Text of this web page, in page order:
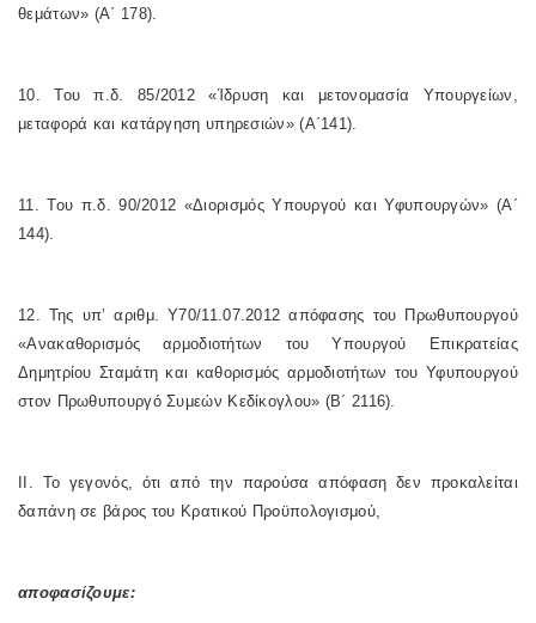
θεμάτων» (Α΄ 178).
10. Του π.δ. 85/2012 «Ίδρυση και μετονομασία Υπουργείων,
μεταφορά και κατάργηση υπηρεσιών» (Α΄141).
11. Του π.δ. 90/2012 «Διορισμός Υπουργού και Υφυπουργών» (Α΄
144).
12. Της υπ’ αριθμ. Υ70/11.07.2012 απόφασης του Πρωθυπουργού
«Ανακαθορισμός αρμοδιοτήτων του Υπουργού Επικρατείας
Δημητρίου Σταμάτη και καθορισμός αρμοδιοτήτων του Υφυπουργού
στον Πρωθυπουργό Συμεών Κεδίκογλου» (Β΄ 2116).
II. Το γεγονός, ότι από την παρούσα απόφαση δεν προκαλείται
δαπάνη σε βάρος του Κρατικού Προϋπολογισμού,
αποφασίζουμε: